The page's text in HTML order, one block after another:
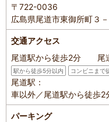
〒722-0036
広島県尾道市東御所町３
交通アクセス
尾道駅から徒歩2分 尾
駅から徒歩5分以内 コンビニまで
尾道駅：
車以外／尾道駅から徒歩2
パーキング